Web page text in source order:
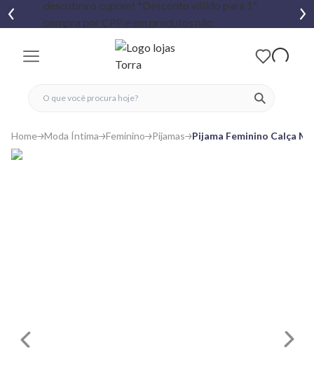
ver
fechar menu
fechar menu
favoritos
Home Moda Íntima Feminino Pijamas Pijama Feminino Calça